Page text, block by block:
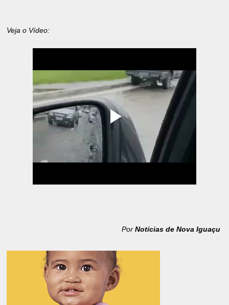
Veja o Vídeo:
Por Notícias de Nova Iguaçu